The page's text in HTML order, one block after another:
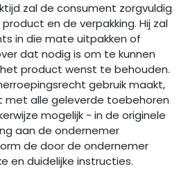
zal de consument zorgvuldig
en de verpakking. Hij zal
in die mate uitpakken of
dat nodig is om te kunnen
product wenst te behouden.
gebruik maakt,
met alle geleverde toebehoren
mogelijk - in de originele
aan de ondernemer
de door de ondernemer
en duidelijke instructies.